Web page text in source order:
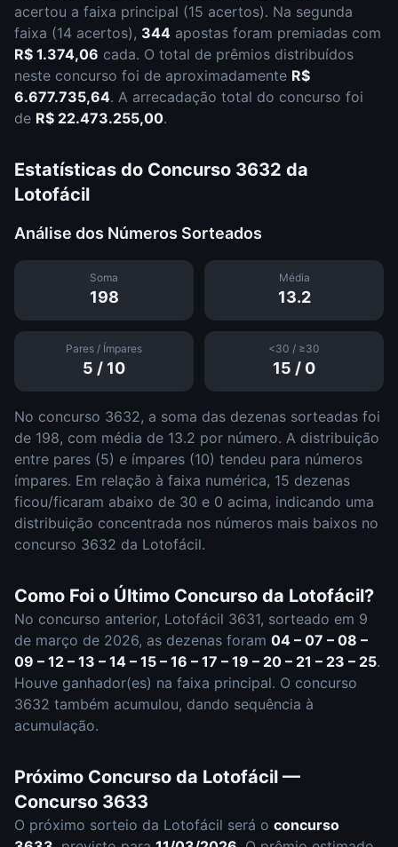
acertou a faixa principal (15 acertos). Na segunda
faixa (14 acertos), 344 apostas foram premiadas com
R$ 1.374,06 cada. O total de prêmios distribuídos
neste concurso foi de aproximadamente R$
6.677.735,64. A arrecadação total do concurso foi
de R$ 22.473.255,00.
Estatísticas do Concurso 3632 da
Lotofácil
Análise dos Números Sorteados
Soma
198
Média
13.2
Pares / Ímpares
5 / 10
<30 / ≥30
15 / 0
No concurso 3632, a soma das dezenas sorteadas foi
de 198, com média de 13.2 por número. A distribuição
entre pares (5) e ímpares (10) tendeu para números
ímpares. Em relação à faixa numérica, 15 dezenas
ficou/ficaram abaixo de 30 e 0 acima, indicando uma
distribuição concentrada nos números mais baixos no
concurso 3632 da Lotofácil.
Como Foi o Último Concurso da Lotofácil?
No concurso anterior, Lotofácil 3631, sorteado em 9
de março de 2026, as dezenas foram 04 – 07 – 08 –
09 – 12 – 13 – 14 – 15 – 16 – 17 – 19 – 20 – 21 – 23 – 25.
Houve ganhador(es) na faixa principal. O concurso
3632 também acumulou, dando sequência à
acumulação.
Próximo Concurso da Lotofácil —
Concurso 3633
O próximo sorteio da Lotofácil será o concurso